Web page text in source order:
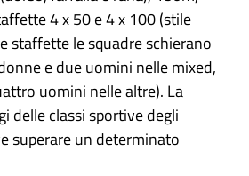
4 x 50 e 4 x 100 (stile
staffette le squadre schierano
e due uomini nelle mixed,
uomini nelle altre). La
delle classi sportive degli
superare un determinato